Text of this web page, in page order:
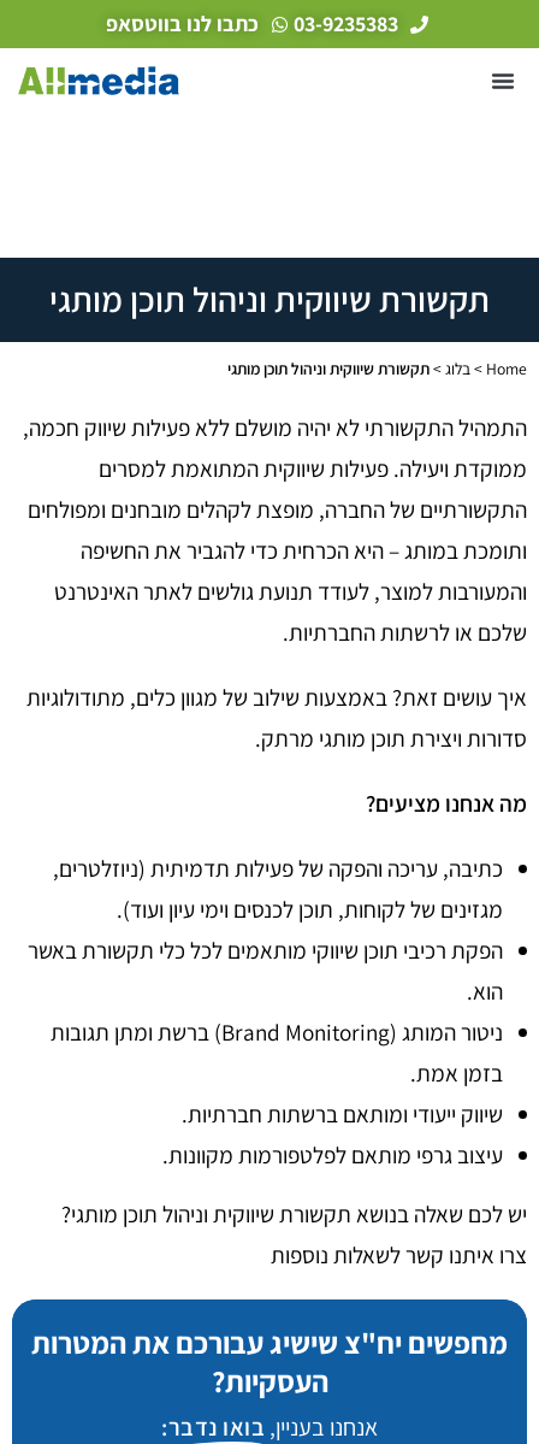
03-9235383 כתבו לנו בווטסאפ
תקשורת שיווקית וניהול תוכן מותגי
Home
>בלוג>תקשורת שיווקית וניהול תוכן מותגי
התמהיל התקשורתי לא יהיה מושלם ללא פעילות שיווק חכמה,
ממוקדת ויעילה. פעילות שיווקית המתואמת למסרים
התקשורתיים של החברה, מופצת לקהלים מובחנים ומפולחים
ותומכת במותג – היא הכרחית כדי להגביר את החשיפה
והמעורבות למוצר, לעודד תנועת גולשים לאתר האינטרנט
שלכם או לרשתות החברתיות.
איך עושים זאת? באמצעות שילוב של מגוון כלים, מתודולוגיות
סדורות ויצירת תוכן מותגי מרתק.
מה אנחנו מציעים?
כתיבה, עריכה והפקה של פעילות תדמיתית (ניוזלטרים,
מגזינים של לקוחות, תוכן לכנסים וימי עיון ועוד).
הפקת רכיבי תוכן שיווקי מותאמים לכל כלי תקשורת באשר
הוא.
ניטור המותג (Brand Monitoring) ברשת ומתן תגובות
בזמן אמת.
שיווק ייעודי ומותאם ברשתות חברתיות.
עיצוב גרפי מותאם לפלטפורמות מקוונות.
יש לכם שאלה בנושא תקשורת שיווקית וניהול תוכן מותגי?
צרו איתנו קשר לשאלות נוספות
מחפשים יח"צ שישיג עבורכם את המטרות
העסקיות?
אנחנו בעניין, בואו נדבר:​​